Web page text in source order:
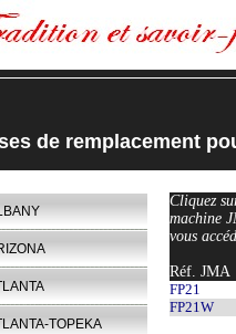
de remplacement
TOPEKA
Cliquez
machine
vous
Réf. JMA
FP21
FP21W